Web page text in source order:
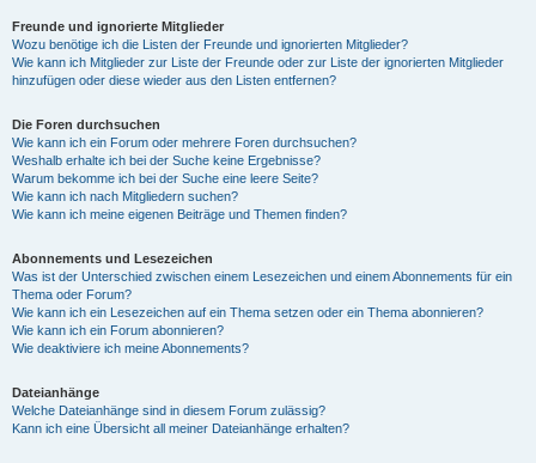
Freunde und ignorierte Mitglieder
Wozu benötige ich die Listen der Freunde und ignorierten Mitglieder?
Wie kann ich Mitglieder zur Liste der Freunde oder zur Liste der ignorierten Mitglieder
hinzufügen oder diese wieder aus den Listen entfernen?
Die Foren durchsuchen
Wie kann ich ein Forum oder mehrere Foren durchsuchen?
Weshalb erhalte ich bei der Suche keine Ergebnisse?
Warum bekomme ich bei der Suche eine leere Seite?
Wie kann ich nach Mitgliedern suchen?
Wie kann ich meine eigenen Beiträge und Themen finden?
Abonnements und Lesezeichen
Was ist der Unterschied zwischen einem Lesezeichen und einem Abonnements für ein
Thema oder Forum?
Wie kann ich ein Lesezeichen auf ein Thema setzen oder ein Thema abonnieren?
Wie kann ich ein Forum abonnieren?
Wie deaktiviere ich meine Abonnements?
Dateianhänge
Welche Dateianhänge sind in diesem Forum zulässig?
Kann ich eine Übersicht all meiner Dateianhänge erhalten?